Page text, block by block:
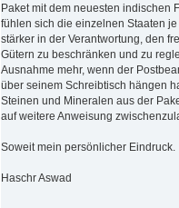
Paket mit dem neuesten indischen
fühlen sich die einzelnen Staaten
stärker in der Verantwortung, den
Gütern zu beschränken und zu
Ausnahme mehr, wenn der
über seinem Schreibtisch hängen
Steinen und Mineralen aus der
auf weitere Anweisung
Soweit mein persönlicher Eindruck.
Haschr Aswad